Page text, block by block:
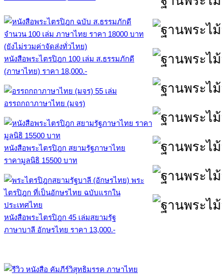
หนังสือพระไตรปิฎก 100 เล่ม ส.ธรรมภักดี
(ภาษาไทย) ราคา 18,000.-
อรรถกถาภาษาไทย (มจร)
หนังสือพระไตรปิฎก สยามรัฐภาษาไทย
ราคามูลนิธิ 15500 บาท
หนังสือพระไตรปิฎก 45 เล่มสยามรัฐ
ภาษาบาลี อักษรไทย ราคา 13,000.-